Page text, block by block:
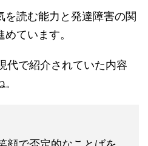
読む能力と発達障害の関
ています。
代で紹介されていた内容